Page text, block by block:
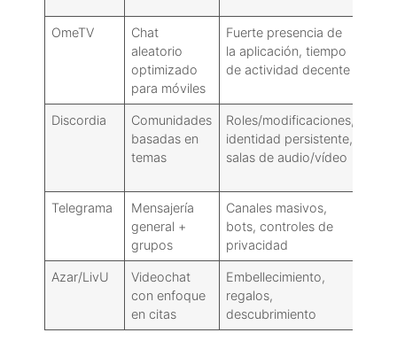
OmeTV
Chat
aleatorio
optimizado
para móviles
Fuerte presencia de
la aplicación, tiempo
de actividad decente
Discordia
Comunidades
basadas en
temas
Roles/modificaciones,
identidad persistente,
salas de audio/vídeo
Telegrama
Mensajería
general +
grupos
Canales masivos,
bots, controles de
privacidad
Azar/LivU
Videochat
con enfoque
en citas
Embellecimiento,
regalos,
descubrimiento